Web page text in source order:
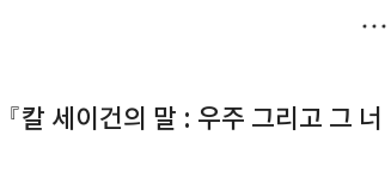
칼 세이건의 말 : 우주 그리고 그 너